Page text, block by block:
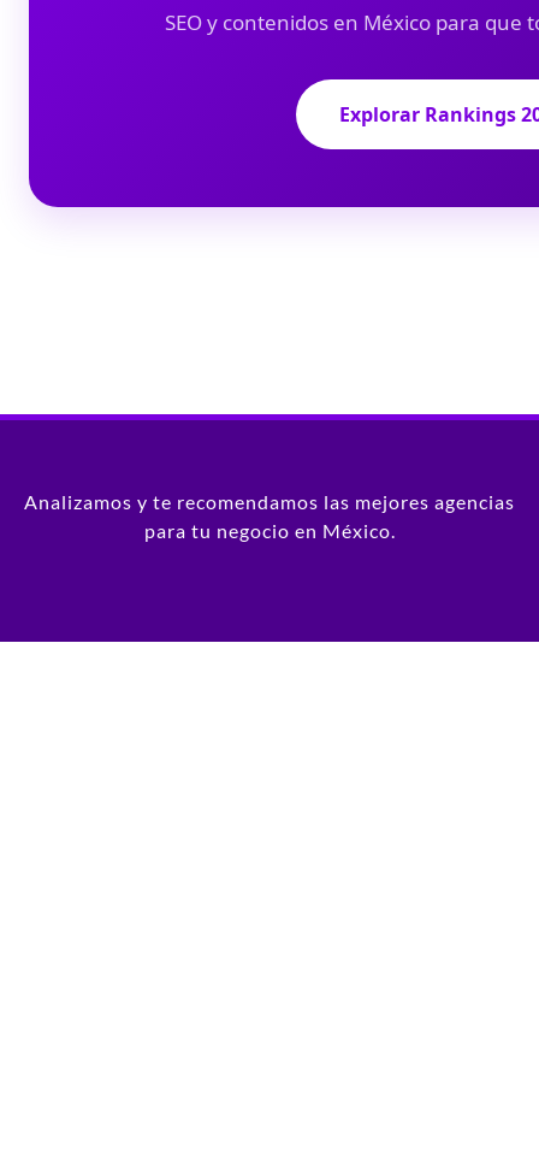
SEO y contenidos en México para que
Explorar Rankings
Analizamos y te recomendamos las mejores agencias
para tu negocio en México.